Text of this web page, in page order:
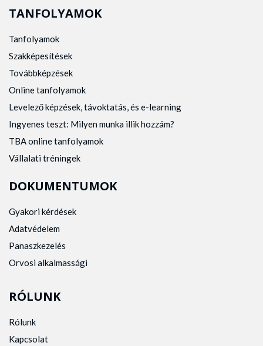
TANFOLYAMOK
Tanfolyamok
Szakképesítések
Továbbképzések
Online tanfolyamok
Levelező képzések, távoktatás, és e-learning
Ingyenes teszt: Milyen munka illik hozzám?
TBA online tanfolyamok
Vállalati tréningek
DOKUMENTUMOK
Gyakori kérdések
Adatvédelem
Panaszkezelés
Orvosi alkalmassági
RÓLUNK
Rólunk
Kapcsolat